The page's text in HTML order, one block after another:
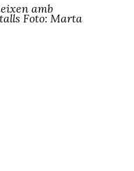
amb
Foto: Marta